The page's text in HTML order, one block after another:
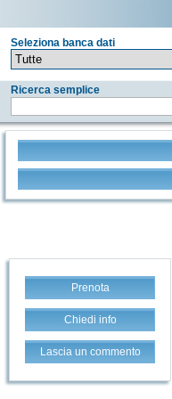
Seleziona banca dati
Ricerca semplice
Prenota
Chiedi info
Lascia un commento